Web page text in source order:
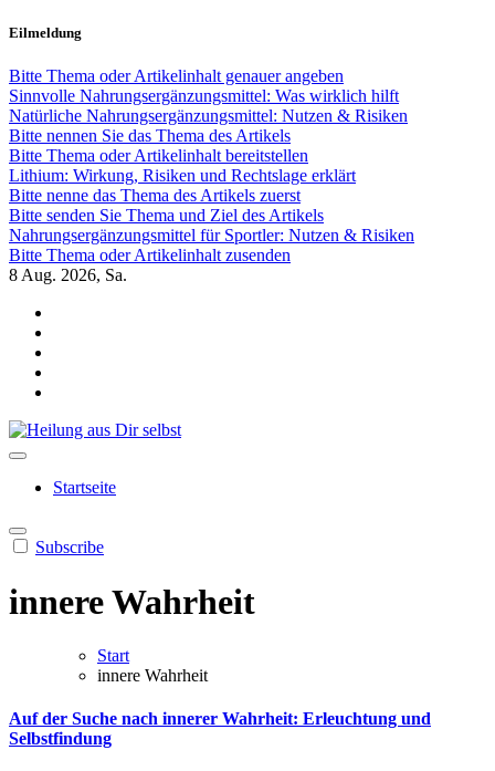
Zum
springen
Eilmeldung
Bitte Thema oder Artikelinhalt genauer angeben
Sinnvolle Nahrungsergänzungsmittel: Was wirklich hilft
Natürliche Nahrungsergänzungsmittel: Nutzen & Risiken
Bitte nennen Sie das Thema des Artikels
Bitte Thema oder Artikelinhalt bereitstellen
Lithium: Wirkung, Risiken und Rechtslage erklärt
Bitte nenne das Thema des Artikels zuerst
Bitte senden Sie Thema und Ziel des Artikels
Nahrungsergänzungsmittel für Sportler: Nutzen & Risiken
Bitte Thema oder Artikelinhalt zusenden
8 Aug. 2026, Sa.
Startseite
Subscribe
innere Wahrheit
Start
innere Wahrheit
Auf der Suche nach innerer Wahrheit: Erleuchtung und
Selbstfindung